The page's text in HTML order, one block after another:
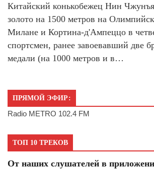
Китайский конькобежец Нин
золото на 1500 метров на
Милане и Кортина-д'Ампеццо в
спортсмен, ранее завоевавший две
медали (на 1000 метров и в…
ПРЯМОЙ ЭФИР:
Radio METRO 102.4 FM
ТОП 10 ТРЕКОВ
От наших слушателей в